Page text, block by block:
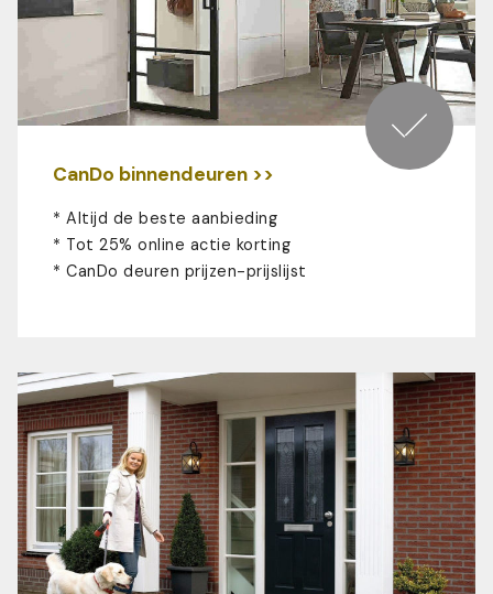
CanDo binnendeuren >>
* Altijd de beste aanbieding
* Tot 25% online actie korting
* CanDo deuren prijzen-prijslijst